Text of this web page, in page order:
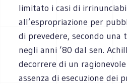
limitato i casi di
all’espropriazione per
di prevedere, secondo una
negli anni ’80 dal sen.
decorrere di un
assenza di esecuzione dei